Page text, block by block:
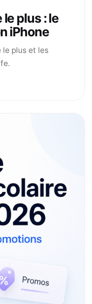
plus : le
iPhone
le plus et les